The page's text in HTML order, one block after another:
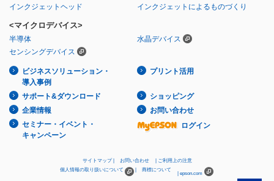
インクジェットヘッド インクジェットによるものづくり
<マイクロデバイス>
半導体
水晶デバイス
センシングデバイス
ビジネスソリューション・
導入事例
プリント活用
サポート&ダウンロード
ショッピング
企業情報
お問い合わせ
セミナー・イベント・
キャンペーン
ログイン
サイトマップ お問い合わせ
ご利用上の注意
個人情報の取り扱いについて
商標について
epson.com